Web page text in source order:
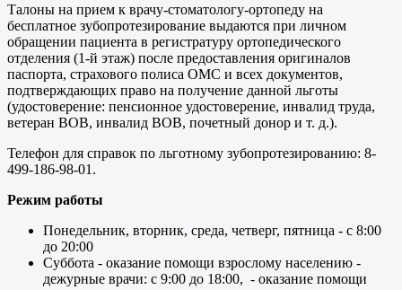
Талоны на прием к врачу-стоматологу-ортопеду на
бесплатное зубопротезирование выдаются при личном
обращении пациента в регистратуру ортопедического
отделения (1-й этаж) после предоставления оригиналов
паспорта, страхового полиса ОМС и всех документов,
подтверждающих право на получение данной льготы
(удостоверение: пенсионное удостоверение, инвалид труда,
ветеран ВОВ, инвалид ВОВ, почетный донор и т. д.).
Телефон для справок по льготному зубопротезированию: 8-
499-186-98-01.
Режим работы
Понедельник, вторник, среда, четверг, пятница - с 8:00
до 20:00
Суббота - оказание помощи взрослому населению -
дежурные врачи: с 9:00 до 18:00, - оказание помощи